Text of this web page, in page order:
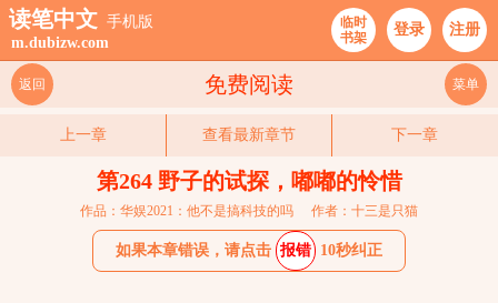
读笔中文 手机版
m.dubizw.com
临时
书架
登录 注册
免费阅读
返回 菜单
上一章 查看最新章节 下一章
第264 野子的试探，嘟嘟的怜惜
作品：华娱2021：他不是搞科技的吗 作者：十三是只猫
如果本章错误，请点击 报错 10秒纠正